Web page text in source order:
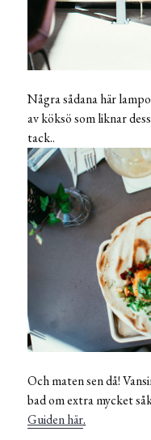
Några sådana här
av köksö som liknar
tack..
Och maten sen då!
bad om extra mycket
Guiden här.